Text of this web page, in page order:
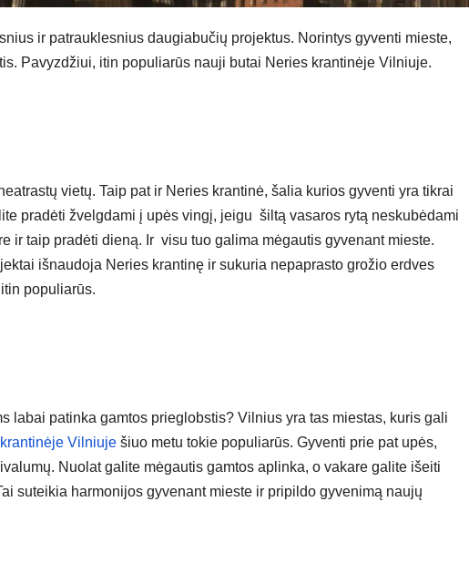
ir patrauklesnius daugiabučių projektus. Norintys gyventi mieste,
Pavyzdžiui, itin populiarūs nauji butai Neries krantinėje Vilniuje.
vietų. Taip pat ir Neries krantinė, šalia kurios gyventi yra tikrai
pradėti žvelgdami į upės vingį, jeigu šiltą vasaros rytą neskubėdami
ir taip pradėti dieną. Ir visu tuo galima mėgautis gyvenant mieste.
išnaudoja Neries krantinę ir sukuria nepaprasto grožio erdves
populiarūs.
labai patinka gamtos prieglobstis? Vilnius yra tas miestas, kuris gali
Vilniuje šiuo metu tokie populiarūs. Gyventi prie pat upės,
Nuolat galite mėgautis gamtos aplinka, o vakare galite išeiti
suteikia harmonijos gyvenant mieste ir pripildo gyvenimą naujų